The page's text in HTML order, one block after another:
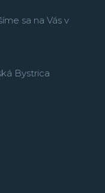
sa na Vás v
Bystrica